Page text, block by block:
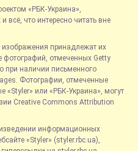
«РБК-Украина»,
что интересно читать вне
принадлежат их
отмеченных Getty
при наличии письменного
Фотографии, отмеченные
«Styler» или «РБК-Украина», могут
Creative Commons Attribution
информационных
«Styler» (styler.rbc.ua),